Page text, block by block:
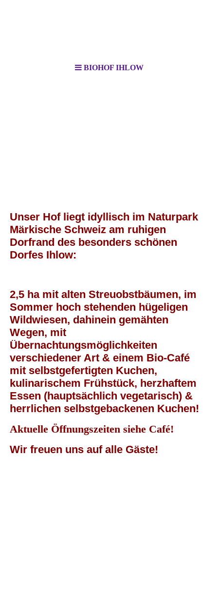
BIOHOF IHLOW
Unser Hof liegt idyllisch im Naturpark
Märkische Schweiz am ruhigen
Dorfrand des besonders schönen
Dorfes Ihlow:
2,5 ha mit alten Streuobstbäumen, im
Sommer hoch stehenden hügeligen
Wildwiesen, dahinein gemähten
Wegen, mit
Übernachtungsmöglichkeiten
verschiedener Art & einem Bio-Café
mit selbstgefertigten Kuchen,
kulinarischem Frühstück, herzhaftem
Essen (hauptsächlich vegetarisch) &
herrlichen selbstgebackenen Kuchen!
Aktuelle Öffnungszeiten siehe Café!
Wir freuen uns auf alle Gäste!